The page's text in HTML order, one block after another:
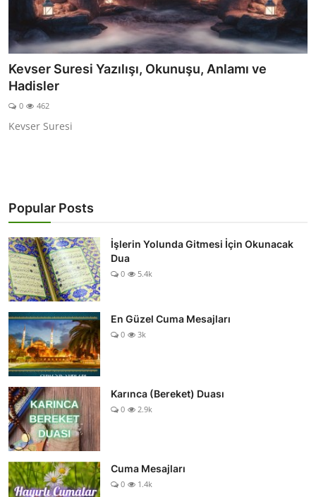
Kevser Suresi Yazılışı, Okunuşu, Anlamı ve
Hadisler
0 462
Kevser Suresi
Popular Posts
İşlerin Yolunda Gitmesi İçin Okunacak
Dua
0 5.4k
En Güzel Cuma Mesajları
0 3k
Karınca (Bereket) Duası
0 2.9k
Cuma Mesajları
0 1.4k